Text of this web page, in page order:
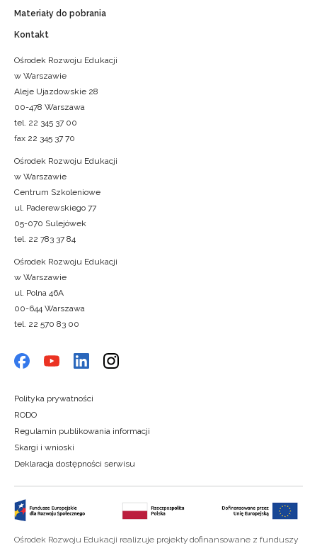
Materiały do pobrania
Kontakt
Ośrodek Rozwoju Edukacji
w Warszawie
Aleje Ujazdowskie 28
00-478 Warszawa
tel. 22 345 37 00
fax 22 345 37 70
Ośrodek Rozwoju Edukacji
w Warszawie
Centrum Szkoleniowe
ul. Paderewskiego 77
05-070 Sulejówek
tel. 22 783 37 84
Ośrodek Rozwoju Edukacji
w Warszawie
ul. Polna 46A
00-644 Warszawa
tel. 22 570 83 00
Polityka prywatności
RODO
Regulamin publikowania informacji
Skargi i wnioski
Deklaracja dostępności serwisu
Ośrodek Rozwoju Edukacji realizuje projekty dofinansowane z funduszy